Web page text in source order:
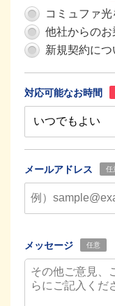
コミュファ
他社からのお
新規契約につ
対応可能なお時間
メールアドレス 任
メッセージ 任意